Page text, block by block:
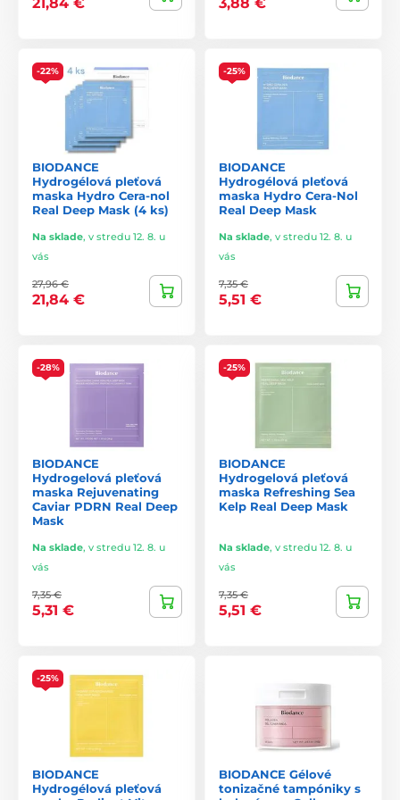
-22%
BIODANCE
Hydrogélová pleťová
maska Hydro Cera-nol
Real Deep Mask (4 ks)
Na sklade, v stredu 12. 8. u
vás
27,96 €
21,84 €
-25%
BIODANCE
Hydrogélová pleťová
maska Hydro Cera-Nol
Real Deep Mask
Na sklade, v stredu 12. 8. u
vás
7,35 €
5,51 €
-28%
BIODANCE
Hydrogelová pleťová
maska Rejuvenating
Caviar PDRN Real Deep
Mask
Na sklade, v stredu 12. 8. u
vás
7,35 €
5,31 €
-25%
BIODANCE
Hydrogelová pleťová
maska Refreshing Sea
Kelp Real Deep Mask
Na sklade, v stredu 12. 8. u
vás
7,35 €
5,51 €
-25%
BIODANCE
Hydrogélová pleťová
BIODANCE Gélové
tonizačné tampóniky s